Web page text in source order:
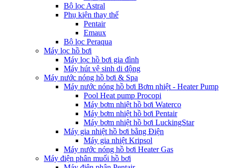
Bộ lọc Astral
Phụ kiện thay thế
Pentair
Emaux
Bộ lọc Peraqua
Máy lọc hồ bơi
Máy lọc hồ bơi gia đình
Máy hút vệ sinh di động
Máy nước nóng hồ bơi & Spa
Máy nước nóng hồ bơi Bơm nhiệt - Heater Pump
Pool Heat pump Procopi
Máy bơm nhiệt hồ bơi Waterco
Máy bơm nhiệt hồ bơi Pentair
Máy bơm nhiệt hồ bơi LuckingStar
Máy gia nhiệt hồ bơi bằng Điện
Máy gia nhiệt Kripsol
Máy nước nóng hồ bơi Heater Gas
Máy điện phân muối hồ bơi